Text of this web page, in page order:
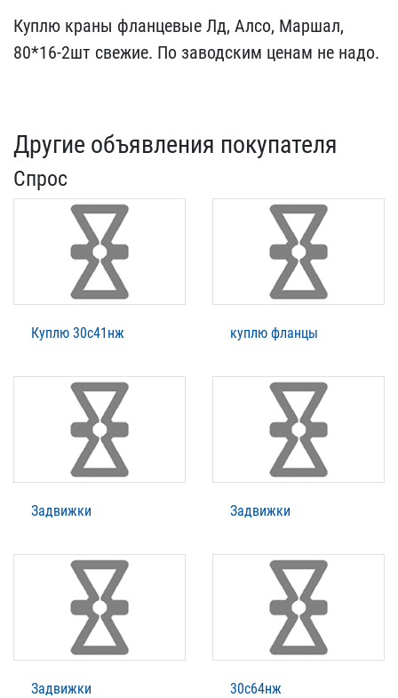
Куплю краны фланцевые Лд​, Алсо, Маршал,
80*16-2ш​т свежие. По заводским ц​енам не надо.
Другие объявления покупателя
Спрос
Куплю 30с41нж куплю фланцы
Задвижки Задвижки
Задвижки 30с64нж